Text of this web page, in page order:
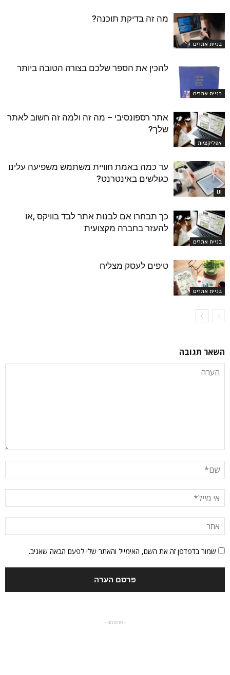
בניית אתרים
מה זה בדיקת תוכנה?
בניית אתרים
להכין את הספר שלכם בצורה הטובה ביותר
אפליקציות
אתר רספונסיבי – מה זה ולמה זה חשוב לאתר
שלך?
UI
עד כמה באמת חוויית משתמש משפיעה עלינו
כגולשים באינטרנט?
בניית אתרים
כך תבחרו אם לבנות אתר לבד בוויקס ,או
להעזר בחברה מקצועית
בניית אתרים
טיפים לעסק מצליח
השאר תגובה
שמור בדפדפן זה את השם, האימייל והאתר שלי לפעם הבאה שאגיב.
- פרסומת -